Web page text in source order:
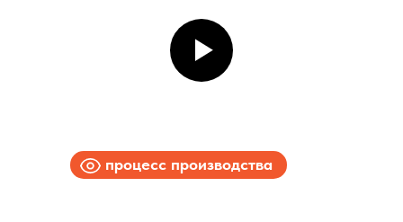
процесс производства